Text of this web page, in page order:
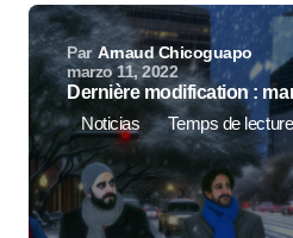
Par Arnaud Chicoguapo
marzo 11, 2022
Dernière modification :
Noticias
Temps de